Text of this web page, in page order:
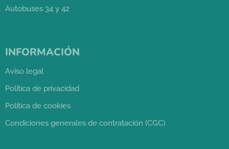
Autobuses 34 y 42
INFORMACIÓN
Aviso legal
Política de privacidad
Política de cookies
Condiciones generales de contratación (CGC)